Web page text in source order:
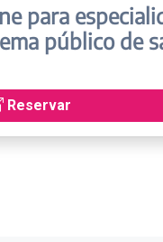
para
público de
Reservar